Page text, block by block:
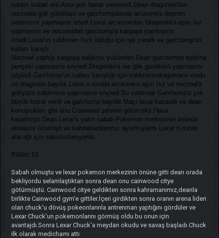
saldırı isabet etti.Ama pek hasar veremedi.Dean dragonite'dan
noctowla gök gürültüsü ve garchompdanda arcanine'a deprem
saldırısını yapmasını istedi.Lexar arcanine'dan Dragonite'a aşırı hız
yapmasını ve noctowldan garchomp'a kargaşa yapmasını
istedi.Lexar'ın saldırıları hızlı olduğu için işe yaradı ve garchomp'un
kafası karıştı.
Noctowl yaptığı kargaşa saldırısı yüzünden.Dean garchompa ejderha
pençesi yapmasını söyledi.Dragonite'a ise gök gürültüsü yapmasını
söyledi.Garchomp'un kafası karıştığı için saldırısınıdragonite'a vurdu
ve dragonite bayıldı.Lexar o sırada arcanine'a aşırı hız ve noctowl'a
gökyüzü saldırısını yapmasını söyledi.Bu saldırılar Garchomp'a çok
büyük hasar verdi ve garchomp bayıldı.Maçı lexar kazandı ve dean
konuştukları gibi onu Cianwood şehrine götürcekti.Hava
kararmıştı.Dean Lexar'a yarın sabah Pokemon merkezinin önünde
olmasını istemişti ve kahramanlarımız ayrılmışlardı.Lexar 6.rozeti
alacağı için sabırsızlanıyordu.
Bölüm 13
Sabah olmuştu ve lexar pokemon merkezinin önüne gitti dean orada
bekliyordu selamlaştıktan sonra dean onu cainwood citye
götürmüştü. Cainwood citye geldikten sonra kahramanımız,deanla
birlikte Cainwood gym'e gittiler.İçeri girdikten sonra oranın arena lideri
olan chuck'u dövüş pokeonlarınla antrenman yaptığını gördüler ve
Lexar Chuck'un pokemonlarını görmüş oldu bu onun için
avantajdı.Sonra Lexar Chuck'a meydan okudu ve savaş başladı.Chuck
ilk olarak medichamı attı